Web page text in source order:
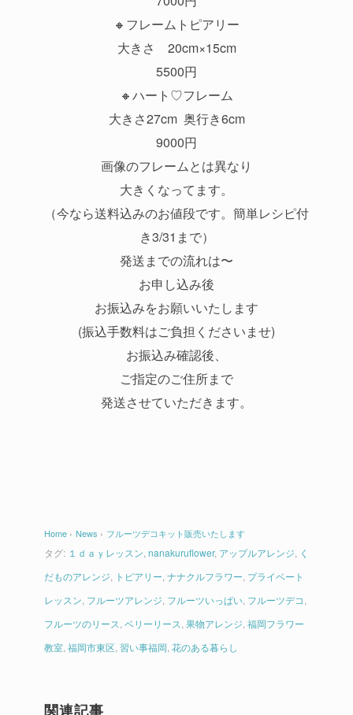
🔸フレームトピアリー
大きさ 20cm×15cm
5500円
🔸ハート♡フレーム
大きさ27cm 奥行き6cm
9000円
画像のフレームとは異なり
大きくなってます。
（今なら送料込みのお値段です。簡単レシピ付
き3/31まで）
発送までの流れは〜
お申し込み後
お振込みをお願いいたします
(振込手数料はご負担くださいませ)
お振込み確認後、
ご指定のご住所まで
発送させていただきます。
Home › News › フルーツデコキット販売いたします
タグ: １ｄａｙレッスン nanakuruflower, アップルアレンジ く
だものアレンジ
トピアリー ナナクルフラワー プライベート
レッスン フルーツアレンジ フルーツいっぱい フルーツデコ
フルーツのリース ベリーリース 果物アレンジ 福岡フラワー
教室 福岡市東区 習い事福岡 花のある暮らし
関連記事